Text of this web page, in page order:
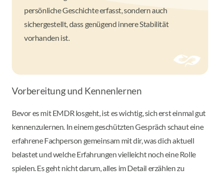
persönliche Geschichte erfasst, sondern auch
sichergestellt, dass genügend innere Stabilität
vorhanden ist.
Vorbereitung und Kennenlernen
Bevor es mit EMDR losgeht, ist es wichtig, sich erst einmal gut
kennenzulernen. In einem geschützten Gespräch schaut eine
erfahrene Fachperson gemeinsam mit dir, was dich aktuell
belastet und welche Erfahrungen vielleicht noch eine Rolle
spielen. Es geht nicht darum, alles im Detail erzählen zu